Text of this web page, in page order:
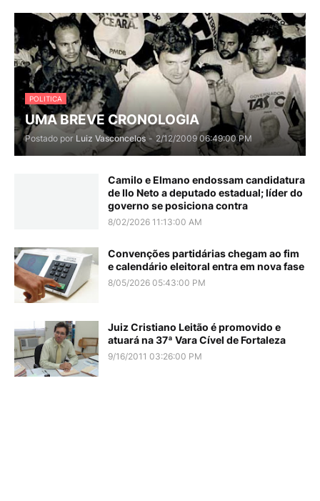
POLITICA
UMA BREVE CRONOLOGIA
Postado por Luiz Vasconcelos - 2/12/2009 06:49:00 PM
Camilo e Elmano endossam candidatura
de Ilo Neto a deputado estadual; líder do
governo se posiciona contra
8/02/2026 11:13:00 AM
Convenções partidárias chegam ao fim
e calendário eleitoral entra em nova fase
8/05/2026 05:43:00 PM
Juiz Cristiano Leitão é promovido e
atuará na 37ª Vara Cível de Fortaleza
9/16/2011 03:26:00 PM